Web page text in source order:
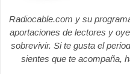
Radiocable.com y su
aportaciones de lectores y
sobrevivir. Si te gusta el
sientes que te acompaña,